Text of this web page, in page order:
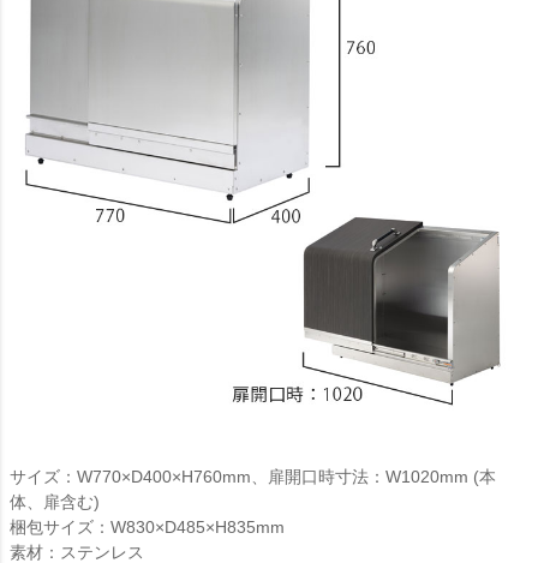
サイズ：W770×D400×H760mm、扉開口時寸法：W1020mm (本
体、扉含む)
梱包サイズ：W830×D485×H835mm
素材：ステンレス